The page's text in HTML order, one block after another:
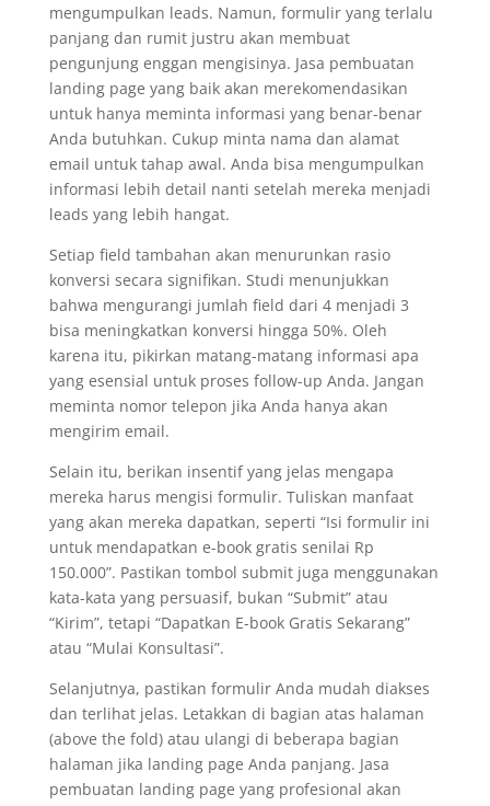
mengumpulkan leads. Namun, formulir yang terlalu
panjang dan rumit justru akan membuat
pengunjung enggan mengisinya. Jasa pembuatan
landing page yang baik akan merekomendasikan
untuk hanya meminta informasi yang benar-benar
Anda butuhkan. Cukup minta nama dan alamat
email untuk tahap awal. Anda bisa mengumpulkan
informasi lebih detail nanti setelah mereka menjadi
leads yang lebih hangat.
Setiap field tambahan akan menurunkan rasio
konversi secara signifikan. Studi menunjukkan
bahwa mengurangi jumlah field dari 4 menjadi 3
bisa meningkatkan konversi hingga 50%. Oleh
karena itu, pikirkan matang-matang informasi apa
yang esensial untuk proses follow-up Anda. Jangan
meminta nomor telepon jika Anda hanya akan
mengirim email.
Selain itu, berikan insentif yang jelas mengapa
mereka harus mengisi formulir. Tuliskan manfaat
yang akan mereka dapatkan, seperti “Isi formulir ini
untuk mendapatkan e-book gratis senilai Rp
150.000”. Pastikan tombol submit juga menggunakan
kata-kata yang persuasif, bukan “Submit” atau
“Kirim”, tetapi “Dapatkan E-book Gratis Sekarang”
atau “Mulai Konsultasi”.
Selanjutnya, pastikan formulir Anda mudah diakses
dan terlihat jelas. Letakkan di bagian atas halaman
(above the fold) atau ulangi di beberapa bagian
halaman jika landing page Anda panjang. Jasa
pembuatan landing page yang profesional akan